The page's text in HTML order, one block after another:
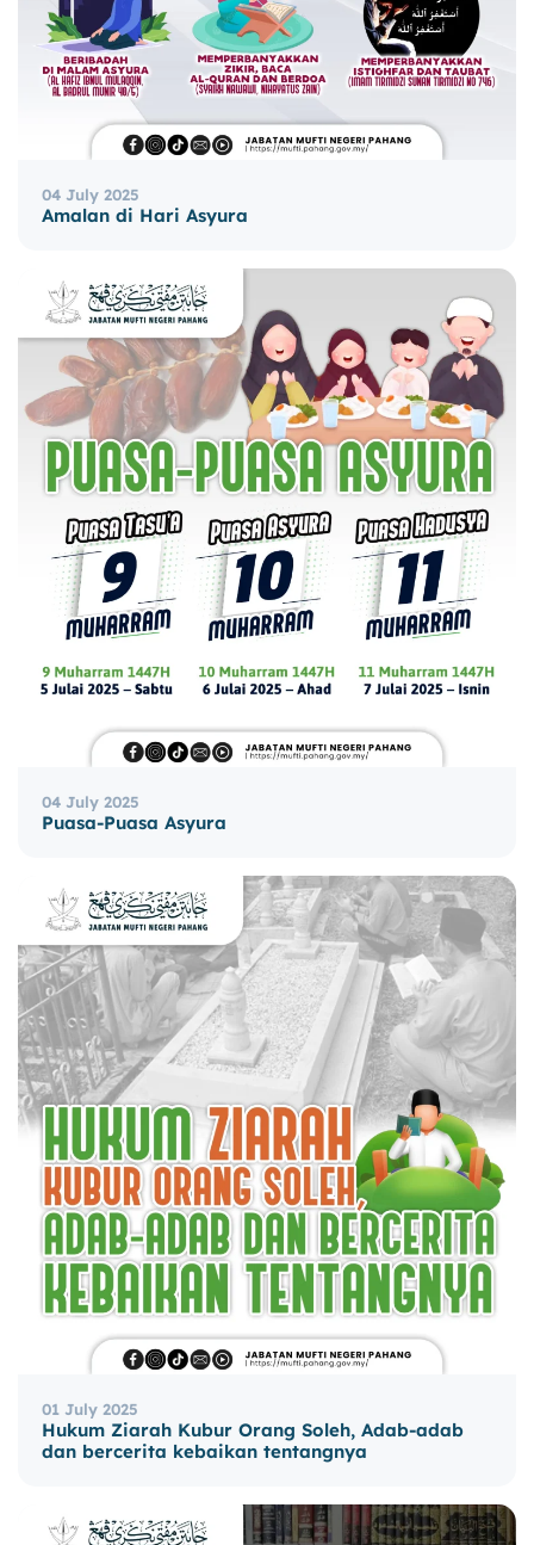
04 July 2025
Amalan di Hari Asyura
04 July 2025
Puasa-Puasa Asyura
01 July 2025
Hukum Ziarah Kubur Orang Soleh, Adab-adab
dan bercerita kebaikan tentangnya